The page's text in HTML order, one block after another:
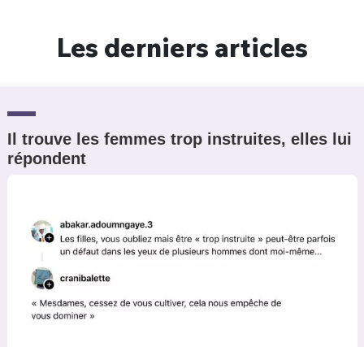
Les derniers articles
Il trouve les femmes trop instruites, elles lui
répondent
Un Thread